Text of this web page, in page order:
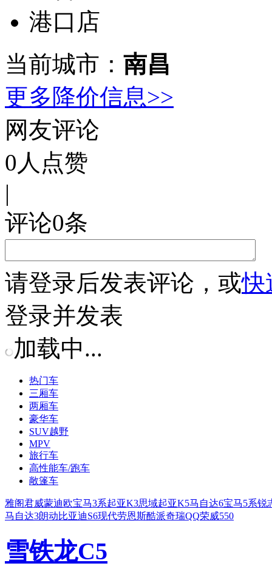
港口店
当前城市： 南昌
更多降价信息>>
网友评论
0 人点赞
|
评论0条
请登录后发表评论，或快
登录并发表
加载中...
热门车
三厢车
两厢车
豪华车
SUV越野
MPV
旅行车
高性能车/跑车
敞篷车
雅阁君威蒙迪欧宝马3系起亚K3思域起亚K5马自达6宝马5系锐
马自达3朗动比亚迪S6现代劳恩斯酷派奇瑞QQ荣威550
雪铁龙C5